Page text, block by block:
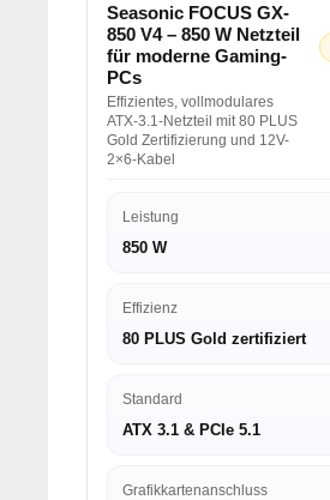
Seasonic FOCUS GX-
850 V4 – 850 W Netzteil
für moderne Gaming-
PCs
Effizientes, vollmodulares
ATX-3.1-Netzteil mit 80 PLUS
Gold Zertifizierung und 12V-
2×6-Kabel
Leistung
850 W
Effizienz
80 PLUS Gold zertifiziert
Standard
ATX 3.1 & PCIe 5.1
Grafikkartenanschluss